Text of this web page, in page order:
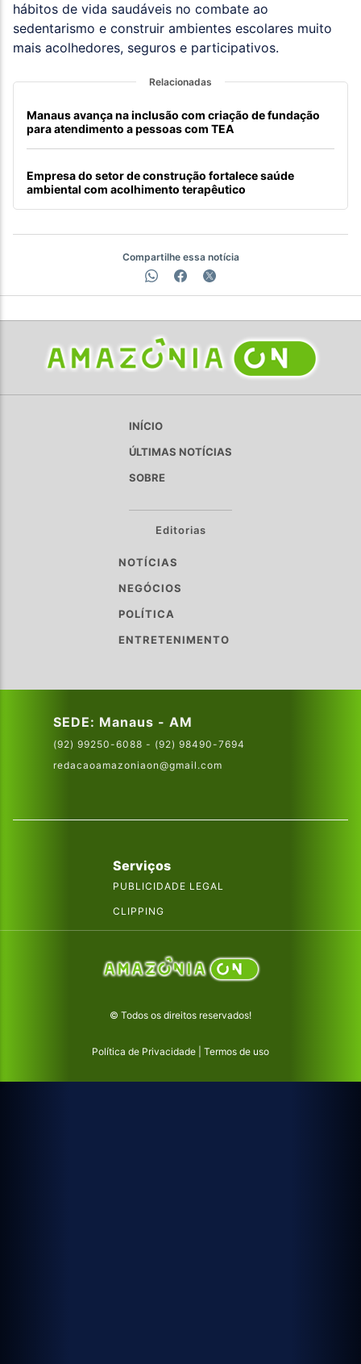
hábitos de vida saudáveis no combate ao
sedentarismo e construir ambientes escolares muito
mais acolhedores, seguros e participativos.
Relacionadas
Manaus avança na inclusão com criação de fundação
para atendimento a pessoas com TEA
Empresa do setor de construção fortalece saúde
ambiental com acolhimento terapêutico
Compartilhe essa notícia
INÍCIO
ÚLTIMAS NOTÍCIAS
SOBRE
Editorias
NOTÍCIAS
NEGÓCIOS
POLÍTICA
ENTRETENIMENTO
SEDE: Manaus - AM
(92) 99250-6088 - (92) 98490-7694
redacaoamazoniaon@gmail.com
Serviços
PUBLICIDADE LEGAL
CLIPPING
© Todos os direitos reservados!
Política de Privacidade Termos de uso